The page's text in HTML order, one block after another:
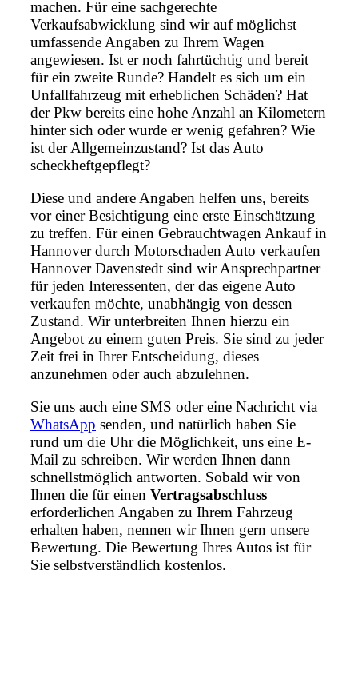
machen. Für eine sachgerechte
Verkaufsabwicklung sind wir auf möglichst
umfassende Angaben zu Ihrem Wagen
angewiesen. Ist er noch fahrtüchtig und bereit
für ein zweite Runde? Handelt es sich um ein
Unfallfahrzeug mit erheblichen Schäden? Hat
der Pkw bereits eine hohe Anzahl an Kilometern
hinter sich oder wurde er wenig gefahren? Wie
ist der Allgemeinzustand? Ist das Auto
scheckheftgepflegt?
Diese und andere Angaben helfen uns, bereits
vor einer Besichtigung eine erste Einschätzung
zu treffen. Für einen Gebrauchtwagen Ankauf in
Hannover durch Motorschaden Auto verkaufen
Hannover Davenstedt sind wir Ansprechpartner
für jeden Interessenten, der das eigene Auto
verkaufen möchte, unabhängig von dessen
Zustand. Wir unterbreiten Ihnen hierzu ein
Angebot zu einem guten Preis. Sie sind zu jeder
Zeit frei in Ihrer Entscheidung, dieses
anzunehmen oder auch abzulehnen.
Sie uns auch eine SMS oder eine Nachricht via
WhatsApp senden, und natürlich haben Sie
rund um die Uhr die Möglichkeit, uns eine E-
Mail zu schreiben. Wir werden Ihnen dann
schnellstmöglich antworten. Sobald wir von
Ihnen die für einen Vertragsabschluss
erforderlichen Angaben zu Ihrem Fahrzeug
erhalten haben, nennen wir Ihnen gern unsere
Bewertung. Die Bewertung Ihres Autos ist für
Sie selbstverständlich kostenlos.